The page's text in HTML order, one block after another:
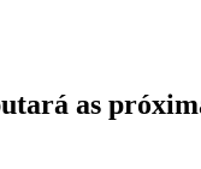
as